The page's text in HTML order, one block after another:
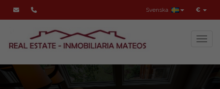
€
Svenska